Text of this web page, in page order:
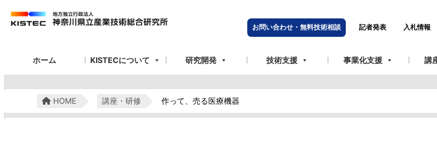
お問い合わせ・無料技術相談 記者発表 入札情報
ホーム KISTECについて 研究開発 技術支援 事業化支援 講
HOME 講座・研修 作って、売る医療機器